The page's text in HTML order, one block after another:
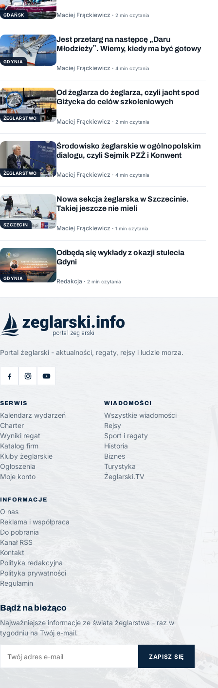
GDAŃSK Maciej Frąckiewicz · 2 min czytania
GDYNIA
Jest przetarg na następcę „Daru
Młodzieży”. Wiemy, kiedy ma być gotowy
Maciej Frąckiewicz · 4 min czytania
ŻEGLARSTWO
Od żeglarza do żeglarza, czyli jacht spod
Giżycka do celów szkoleniowych
Maciej Frąckiewicz · 2 min czytania
ŻEGLARSTWO
Środowisko żeglarskie w ogólnopolskim
dialogu, czyli Sejmik PZŻ i Konwent
Maciej Frąckiewicz · 4 min czytania
SZCZECIN
Nowa sekcja żeglarska w Szczecinie.
Takiej jeszcze nie mieli
Maciej Frąckiewicz · 1 min czytania
GDYNIA
Odbędą się wykłady z okazji stulecia
Gdyni
Redakcja · 2 min czytania
Portal żeglarski - aktualności, regaty, rejsy i ludzie morza.
SERWIS
Kalendarz wydarzeń
Charter
Wyniki regat
Katalog firm
Kluby żeglarskie
Ogłoszenia
Moje konto
WIADOMOŚCI
Wszystkie wiadomości
Rejsy
Sport i regaty
Historia
Biznes
Turystyka
Żeglarski.TV
INFORMACJE
O nas
Reklama i współpraca
Do pobrania
Kanał RSS
Kontakt
Polityka redakcyjna
Polityka prywatności
Regulamin
Bądź na bieżąco
Najważniejsze informacje ze świata żeglarstwa - raz w
tygodniu na Twój e-mail.
ZAPISZ SIĘ